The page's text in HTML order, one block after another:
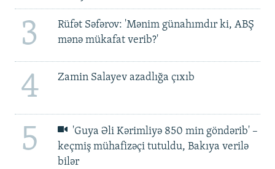
3
Rüfət Səfərov: 'Mənim günahımdır ki, ABŞ
mənə mükafat verib?'
4 Zamin Salayev azadlığa çıxıb
5
'Guya Əli Kərimliyə 850 min göndərib' –
keçmiş mühafizəçi tutuldu, Bakıya verilə
bilər